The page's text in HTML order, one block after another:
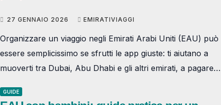
27 GENNAIO 2026 EMIRATIVIAGGI
Organizzare un viaggio negli Emirati Arabi Uniti (EAU) può
essere semplicissimo se sfrutti le app giuste: ti aiutano a
muoverti tra Dubai, Abu Dhabi e gli altri emirati, a pagare…
GUIDE